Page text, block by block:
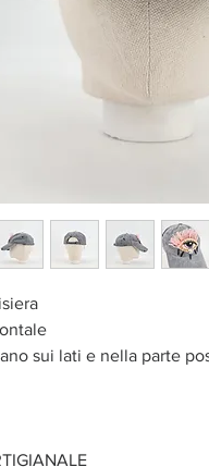
sui lati e nella parte